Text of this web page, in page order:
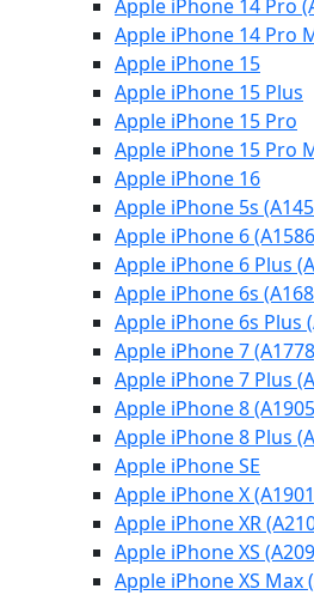
Apple iPhone 14 Pro
Apple iPhone 14 Pro
Apple iPhone 15
Apple iPhone 15 Plus
Apple iPhone 15 Pro
Apple iPhone 15 Pro
Apple iPhone 16
Apple iPhone 5s
Apple iPhone 6
Apple iPhone 6 Plus
Apple iPhone 6s
Apple iPhone 6s Plus
Apple iPhone 7
Apple iPhone 7 Plus
Apple iPhone 8
Apple iPhone 8 Plus
Apple iPhone SE
Apple iPhone X
Apple iPhone XR
Apple iPhone XS
Apple iPhone XS Max